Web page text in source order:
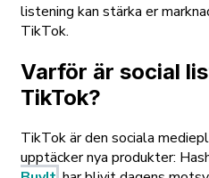
listening kan stärka er
TikTok.
Varför är social
TikTok?
TikTok ärden sociala
upptäcker nya produkter: